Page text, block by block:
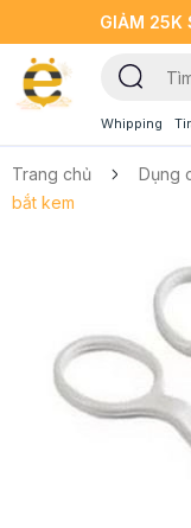
GIẢM 25K
Whipping
Trang chủ Dụng
bắt kem